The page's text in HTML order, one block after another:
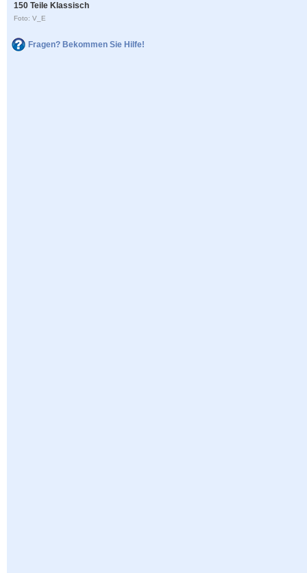
150 Teile Klassisch
Foto: V_E
Fragen? Bekommen Sie Hilfe!